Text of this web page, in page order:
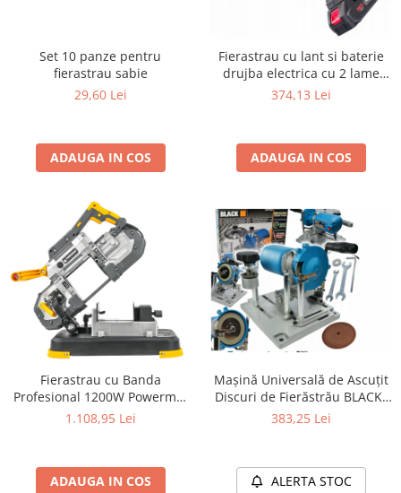
Set 10 panze pentru
fierastrau sabie
29,60 Lei
ADAUGA IN COS
Fierastrau cu lant si baterie
drujba electrica cu 2 lame
baterie 21V DC 1000W
374,13 Lei
ADAUGA IN COS
Fierastrau cu Banda
Profesional 1200W Powermat
| Taiere Metal Precisa Fara
1.108,95 Lei
ADAUGA IN COS
Mașină Universală de Ascuțit
Discuri de Fierăstrău BLACK-
53752
383,25 Lei
ALERTA STOC